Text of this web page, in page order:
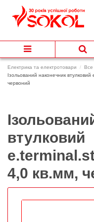
Електрика та електротовари
Ізольований наконечник
червоний
втулковий
4,0 кв.мм,